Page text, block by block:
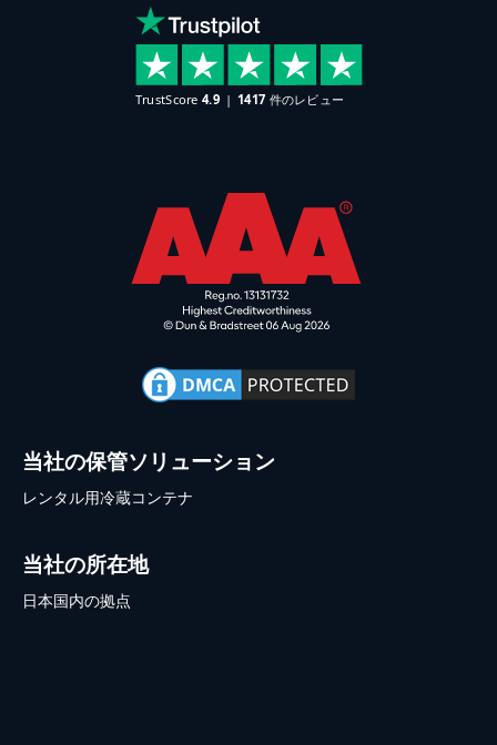
当社の保管ソリューション
レンタル用冷蔵コンテナ
当社の所在地
日本国内の拠点